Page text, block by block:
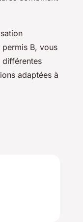
B, vous
différentes
adaptées à